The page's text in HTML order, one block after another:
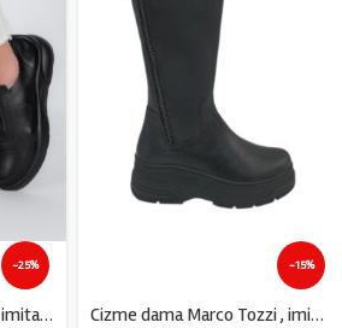
-25%
Adidasi dama Lady Conf, imitatie de piele, negru
-15%
Cizme dama Marco Tozzi , imitatie de piele, negru